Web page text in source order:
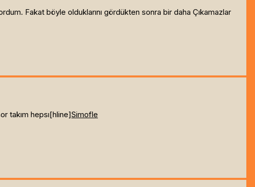
Fakat böyle olduklarını gördükten sonra bir daha Çıkamazlar
takım hepsı[hline]Simofle